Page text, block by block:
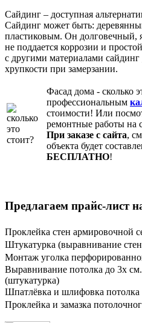
Сайдинг – доступная
Сайдинг может быть:
пластиковым. Он долговечный,
не поддается коррозии и
с другими материалами
хрупкости при замерзании.
Фасад дома - сколько
профессиональным
стоимости! Или
ремонтные работы на
При заказе с сайта,
объекта будет
БЕСПЛАТНО!
Предлагаем прайс-лист
Проклейка стен армировочной
Штукатурка (выравнивание
Монтаж уголка
Выравнивание потолка до 3х см.
(штукатурка)
Шпатлёвка и шлифовка потолка
Проклейка и замазка